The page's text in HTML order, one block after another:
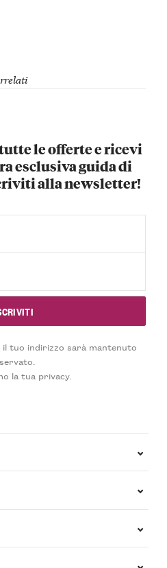
le offerte e ricevi
esclusiva guida di
alla newsletter!
il tuo indirizzo sarà mantenuto
la tua privacy.